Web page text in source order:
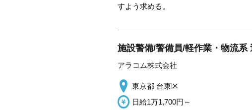
すよう求める。
施設警備/警備員/軽作業・物流系
アラコム株式会社
東京都 台東区
日給1万1,700円～